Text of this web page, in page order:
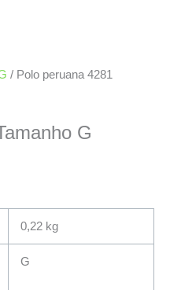
/ Polo peruana 4281
G
0,22 kg
G